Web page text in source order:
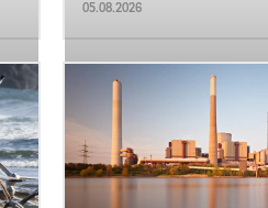
05.08.2026